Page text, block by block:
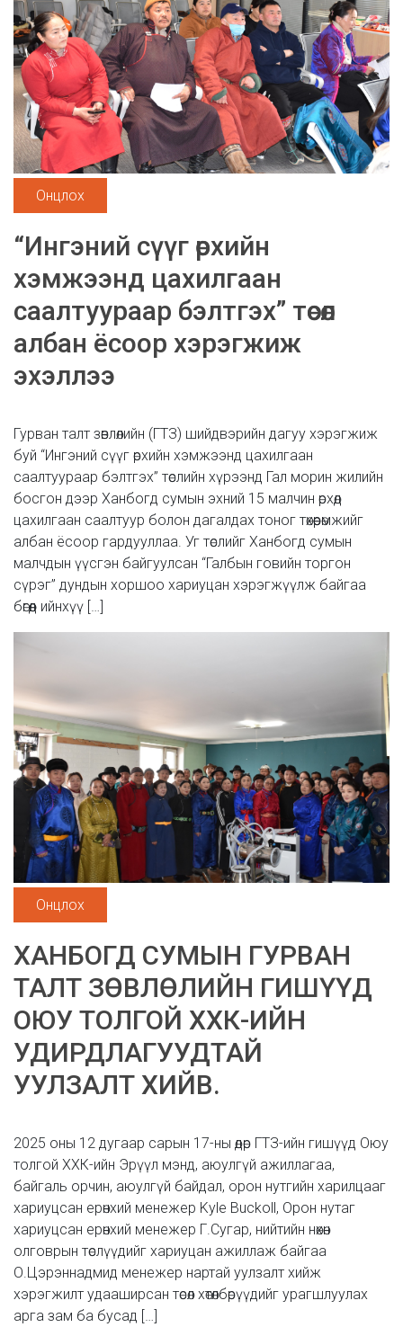
Онцлох
“Ингэний сүүг өрхийн
хэмжээнд цахилгаан
саалтуураар бэлтгэх” төсөл
албан ёсоор хэрэгжиж
эхэллээ
Гурван талт зөвлөлийн (ГТЗ) шийдвэрийн дагуу хэрэгжиж
буй “Ингэний сүүг өрхийн хэмжээнд цахилгаан
саалтуураар бэлтгэх” төслийн хүрээнд Гал морин жилийн
босгон дээр Ханбогд сумын эхний 15 малчин өрхөд
цахилгаан саалтуур болон дагалдах тоног төхөөрөмжийг
албан ёсоор гардууллаа. Уг төслийг Ханбогд сумын
малчдын үүсгэн байгуулсан “Галбын говийн торгон
сүрэг” дундын хоршоо хариуцан хэрэгжүүлж байгаа
бөгөөд ийнхүү […]
Онцлох
ХАНБОГД СУМЫН ГУРВАН
ТАЛТ ЗӨВЛӨЛИЙН ГИШҮҮД
ОЮУ ТОЛГОЙ ХХК-ИЙН
УДИРДЛАГУУДТАЙ
УУЛЗАЛТ ХИЙВ.
2025 оны 12 дугаар сарын 17-ны өдөр ГТЗ-ийн гишүүд Оюу
толгой ХХК-ийн Эрүүл мэнд, аюулгүй ажиллагаа,
байгаль орчин, аюулгүй байдал, орон нутгийн харилцааг
хариуцсан ерөнхий менежер Kyle Buckoll, Орон нутаг
хариуцсан ерөнхий менежер Г.Сугар, нийтийн нөхөн
олговрын төслүүдийг хариуцан ажиллаж байгаа
О.Цэрэннадмид менежер нартай уулзалт хийж
хэрэгжилт удааширсан төсөл хөтөлбөрүүдийг урагшлуулах
арга зам ба бусад […]